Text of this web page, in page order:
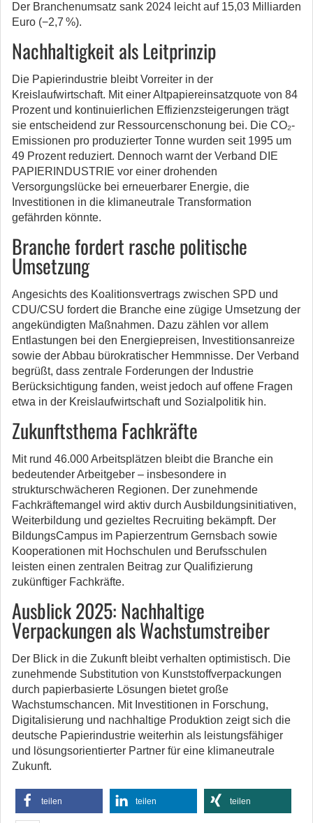
Der Branchenumsatz sank 2024 leicht auf 15,03 Milliarden
Euro (−2,7 %).
Nachhaltigkeit als Leitprinzip
Die Papierindustrie bleibt Vorreiter in der
Kreislaufwirtschaft. Mit einer Altpapiereinsatzquote von 84
Prozent und kontinuierlichen Effizienzsteigerungen trägt
sie entscheidend zur Ressourcenschonung bei. Die CO₂-
Emissionen pro produzierter Tonne wurden seit 1995 um
49 Prozent reduziert. Dennoch warnt der Verband DIE
PAPIERINDUSTRIE vor einer drohenden
Versorgungslücke bei erneuerbarer Energie, die
Investitionen in die klimaneutrale Transformation
gefährden könnte.
Branche fordert rasche politische
Umsetzung
Angesichts des Koalitionsvertrags zwischen SPD und
CDU/CSU fordert die Branche eine zügige Umsetzung der
angekündigten Maßnahmen. Dazu zählen vor allem
Entlastungen bei den Energiepreisen, Investitionsanreize
sowie der Abbau bürokratischer Hemmnisse. Der Verband
begrüßt, dass zentrale Forderungen der Industrie
Berücksichtigung fanden, weist jedoch auf offene Fragen
etwa in der Kreislaufwirtschaft und Sozialpolitik hin.
Zukunftsthema Fachkräfte
Mit rund 46.000 Arbeitsplätzen bleibt die Branche ein
bedeutender Arbeitgeber – insbesondere in
strukturschwächeren Regionen. Der zunehmende
Fachkräftemangel wird aktiv durch Ausbildungsinitiativen,
Weiterbildung und gezieltes Recruiting bekämpft. Der
BildungsCampus im Papierzentrum Gernsbach sowie
Kooperationen mit Hochschulen und Berufsschulen
leisten einen zentralen Beitrag zur Qualifizierung
zukünftiger Fachkräfte.
Ausblick 2025: Nachhaltige
Verpackungen als Wachstumstreiber
Der Blick in die Zukunft bleibt verhalten optimistisch. Die
zunehmende Substitution von Kunststoffverpackungen
durch papierbasierte Lösungen bietet große
Wachstumschancen. Mit Investitionen in Forschung,
Digitalisierung und nachhaltige Produktion zeigt sich die
deutsche Papierindustrie weiterhin als leistungsfähiger
und lösungsorientierter Partner für eine klimaneutrale
Zukunft.
teilen teilen teilen